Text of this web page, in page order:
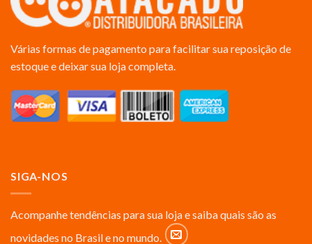
Várias formas de pagamento para facilitar sua reposição de
estoque e deixar sua loja completa.
SIGA-NOS
Acompanhe tendências para sua loja e saiba quais são as
novidades no Brasil e no mundo.